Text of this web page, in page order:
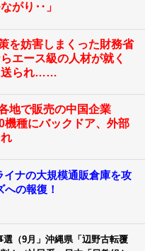
がり‥」
を妨害しまくった財務省
エース級の人材が就く
送られ……
地で販売の中国企業
種にバックドア、外部
イナの大規模通販倉庫を攻
の報復！
選（9月」沖縄県「辺野古転覆